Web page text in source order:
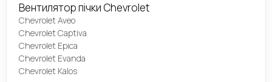
Вентилятор пічки Chevrolet
Chevrolet Aveo
Chevrolet Captiva
Chevrolet Epica
Chevrolet Evanda
Chevrolet Kalos